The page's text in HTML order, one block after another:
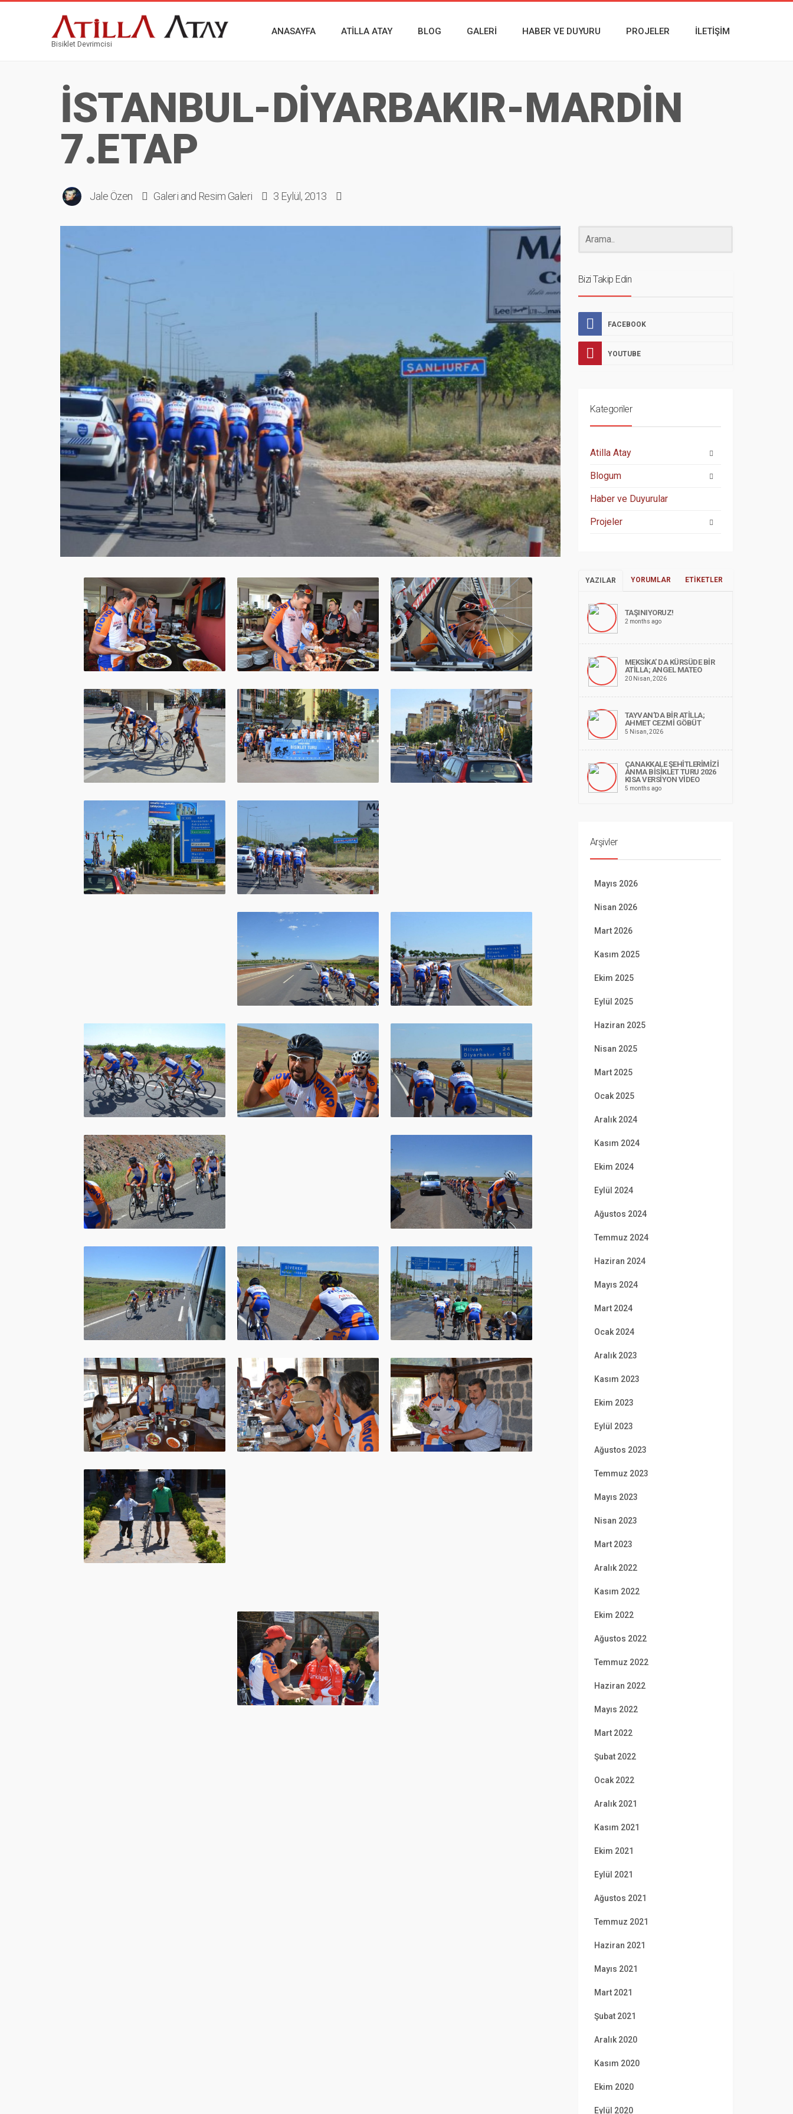
Bisiklet Devrimcisi
ANASAYFA ATILLA ATAY BLOG GALERI HABER VE DUYURU PROJELER İLETIŞIM
İSTANBUL-DİYARBAKIR-MARDİN
7.ETAP
Jale Özen Galeri and Resim Galeri 3 Eylül, 2013
Bizi Takip Edin
FACEBOOK
YOUTUBE
Kategoriler
Atilla Atay
Blogum
Haber ve Duyurular
Projeler
YAZILAR YORUMLAR ETIKETLER
TAŞINIYORUZ!
2 months ago
MEKSİKA’ DA KÜRSÜDE BİR
ATİLLA; ANGEL MATEO
20 Nisan, 2026
TAYVAN’DA BİR ATİLLA;
AHMET CEZMİ GÖBÜT
5 Nisan, 2026
ÇANAKKALE ŞEHİTLERİMİZİ
ANMA BİSİKLET TURU 2026
KISA VERSİYON VİDEO
5 months ago
Arşivler
Mayıs 2026
Nisan 2026
Mart 2026
Kasım 2025
Ekim 2025
Eylül 2025
Haziran 2025
Nisan 2025
Mart 2025
Ocak 2025
Aralık 2024
Kasım 2024
Ekim 2024
Eylül 2024
Ağustos 2024
Temmuz 2024
Haziran 2024
Mayıs 2024
Mart 2024
Ocak 2024
Aralık 2023
Kasım 2023
Ekim 2023
Eylül 2023
Ağustos 2023
Temmuz 2023
Mayıs 2023
Nisan 2023
Mart 2023
Aralık 2022
Kasım 2022
Ekim 2022
Ağustos 2022
Temmuz 2022
Haziran 2022
Mayıs 2022
Mart 2022
Şubat 2022
Ocak 2022
Aralık 2021
Kasım 2021
Ekim 2021
Eylül 2021
Ağustos 2021
Temmuz 2021
Haziran 2021
Mayıs 2021
Mart 2021
Şubat 2021
Aralık 2020
Kasım 2020
Ekim 2020
Eylül 2020